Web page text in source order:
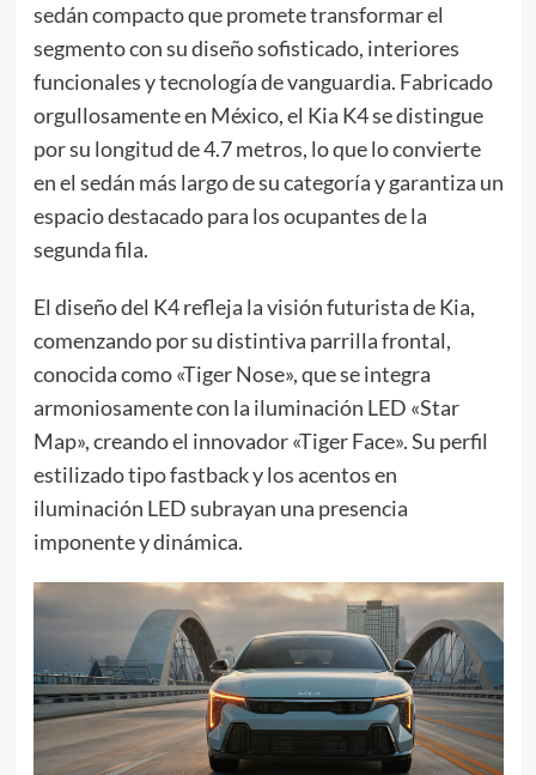
sedán compacto que promete transformar el
segmento con su diseño sofisticado, interiores
funcionales y tecnología de vanguardia. Fabricado
orgullosamente en México, el Kia K4 se distingue
por su longitud de 4.7 metros, lo que lo convierte
en el sedán más largo de su categoría y garantiza un
espacio destacado para los ocupantes de la
segunda fila.
El diseño del K4 refleja la visión futurista de Kia,
comenzando por su distintiva parrilla frontal,
conocida como «Tiger Nose», que se integra
armoniosamente con la iluminación LED «Star
Map», creando el innovador «Tiger Face». Su perfil
estilizado tipo fastback y los acentos en
iluminación LED subrayan una presencia
imponente y dinámica.